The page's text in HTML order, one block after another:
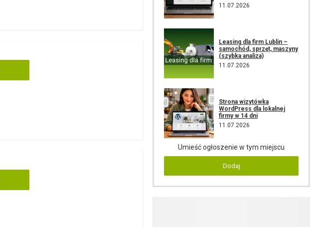
11.07.2026
Leasing dla firm Lublin –
samochód, sprzęt, maszyny
(szybka analiza)
11.07.2026
Strona wizytówka
WordPress dla lokalnej
firmy w 14 dni
11.07.2026
Umieść ogłoszenie w tym miejscu
Dodaj